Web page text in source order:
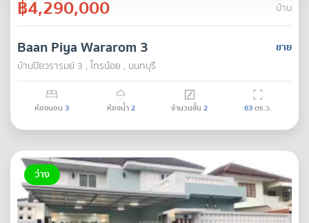
฿4,290,000 บ้าน
ขาย
Baan Piya Wararom 3
บ้านปิยวรารมย์ 3 , ไทรน้อย , นนทบุรี
ห้องนอน 3 ห้องน้ำ2 จำนวนชั้น 2 63ตร.ว.
ว่าง